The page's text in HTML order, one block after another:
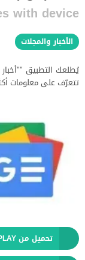
with device
الأخبار والمجلات
تتعرّف على معلومات
تحميل من GOOGLE PLAY